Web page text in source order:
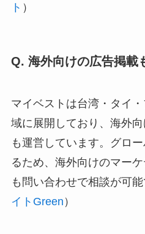
ト ）
Q. 海外向けの広告掲載
マイベストは台湾・タイ
域に展開しており、海外
も運営しています。グロ
るため、海外向けのマー
も問い合わせで相談が可能
イトGreen ）